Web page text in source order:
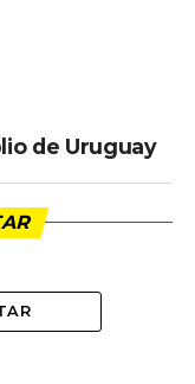
de Uruguay